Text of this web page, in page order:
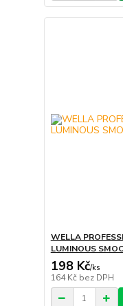
WELLA
LUMINOUS
198 Kč/ks
164 Kč bez DPH